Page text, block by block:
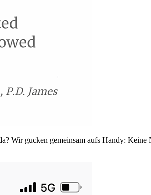
Wir gucken gemeinsam aufs Handy: